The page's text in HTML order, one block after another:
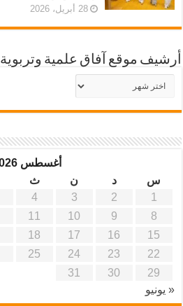
28 أبريل، 2026
أرشيف موقع آفاق علمية وتربوية
أرشيف
موقع
أغسطس 2026
س
د ن ث
1
2
3
4
8
9
10
11
15
16
17
18
22
23
24
25
29
30
31
« يونيو